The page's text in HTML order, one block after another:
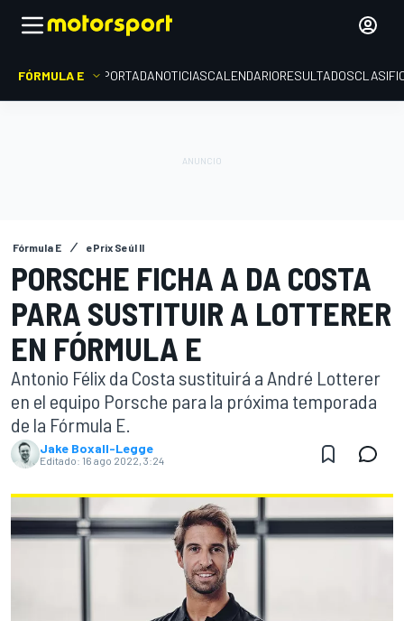
FÓRMULA E PORTADANOTICIASCALENDARIORESULTADOS
Fórmula E ePrix Seúl II
PORSCHE FICHA A DA COSTA
PARA SUSTITUIR A LOTTERER
EN FÓRMULA E
Antonio Félix da Costa sustituirá a André Lotterer
en el equipo Porsche para la próxima temporada
de la Fórmula E.
Jake Boxall-Legge
Editado: 16 ago 2022, 3:24